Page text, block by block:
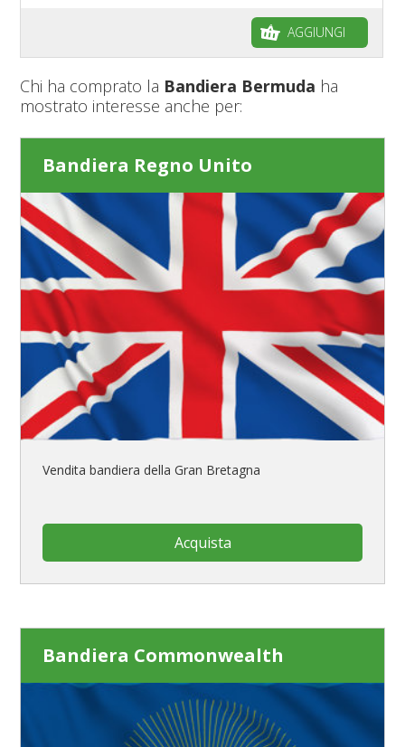
AGGIUNGI
Chi ha comprato la Bandiera Bermuda ha
mostrato interesse anche per:
Bandiera Regno Unito
Vendita bandiera della Gran Bretagna
Acquista
Bandiera Commonwealth